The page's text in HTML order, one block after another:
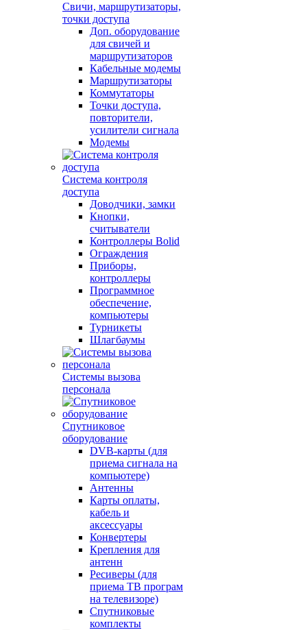
Свичи, маршрутизаторы,
точки доступа
Доп. оборудование
для свичей и
маршрутизаторов
Кабельные модемы
Маршрутизаторы
Коммутаторы
Точки доступа,
повторители,
усилители сигнала
Модемы
Система контроля
доступа
Доводчики, замки
Кнопки,
считыватели
Контроллеры Bolid
Ограждения
Приборы,
контроллеры
Программное
обеспечение,
компьютеры
Турникеты
Шлагбаумы
Системы вызова
персонала
Спутниковое
оборудование
DVB-карты (для
приема сигнала на
компьютере)
Антенны
Карты оплаты,
кабель и
аксессуары
Конвертеры
Крепления для
антенн
Ресиверы (для
приема ТВ програм
на телевизоре)
Спутниковые
комплекты